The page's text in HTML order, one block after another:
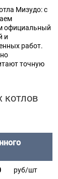
Мизудо: с
официальный
и
работ.
точную
котлов
руб/шт